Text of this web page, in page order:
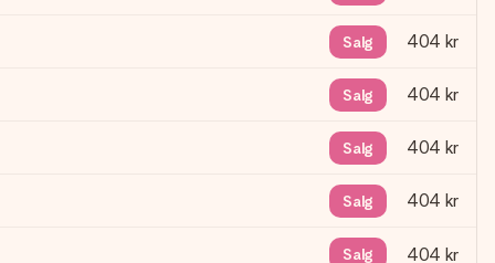
Salg 404 kr
Salg 404 kr
Salg 404 kr
Salg 404 kr
Salg 404 kr